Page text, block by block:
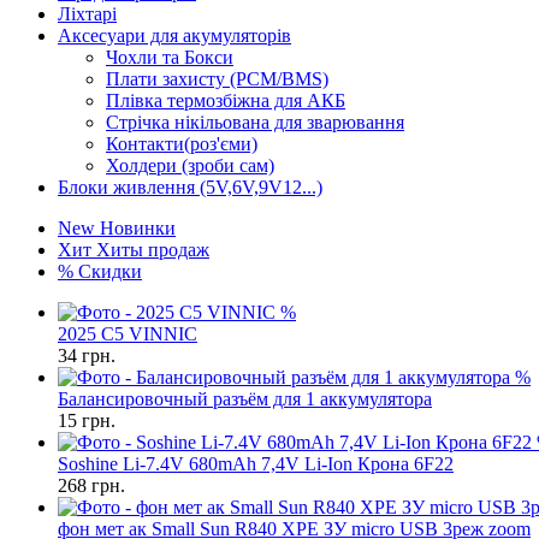
Ліхтарі
Аксесуари для акумуляторів
Чохли та Бокси
Плати захисту (PCM/BMS)
Плівка термозбіжна для АКБ
Стрічка нікільована для зварювання
Контакти(роз'єми)
Холдери (зроби сам)
Блоки живлення (5V,6V,9V12...)
New Новинки
Хит Хиты продаж
% Скидки
%
2025 C5 VINNIC
34 грн.
%
Балансировочный разъём для 1 аккумулятора
15 грн.
Soshine Li-7.4V 680mAh 7,4V Li-Ion Крона 6F22
268 грн.
фон мет ак Small Sun R840 XPE ЗУ micro USB 3реж zoom